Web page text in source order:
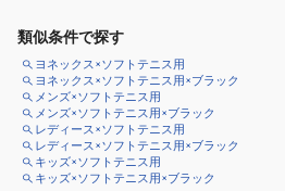
類似条件で探す
ヨネックス×ソフトテニス用
ヨネックス×ソフトテニス用×ブラック
メンズ×ソフトテニス用
メンズ×ソフトテニス用×ブラック
レディース×ソフトテニス用
レディース×ソフトテニス用×ブラック
キッズ×ソフトテニス用
キッズ×ソフトテニス用×ブラック